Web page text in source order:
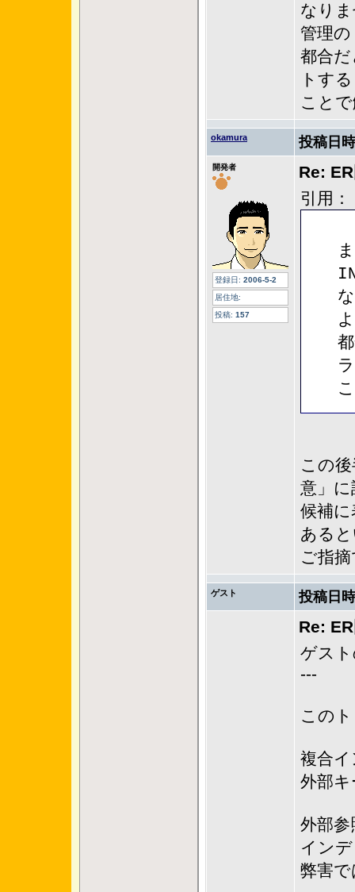
なり
管理の
都合
トする
こと
okamura 投稿日
開発者
登録日: 2006-5-2
居住地:
投稿: 157
Re:
引用：
この
意」
候補
ある
ご指
ゲスト 投稿日
Re:
ゲス
---
この
複合
外部
外部
イン
弊害